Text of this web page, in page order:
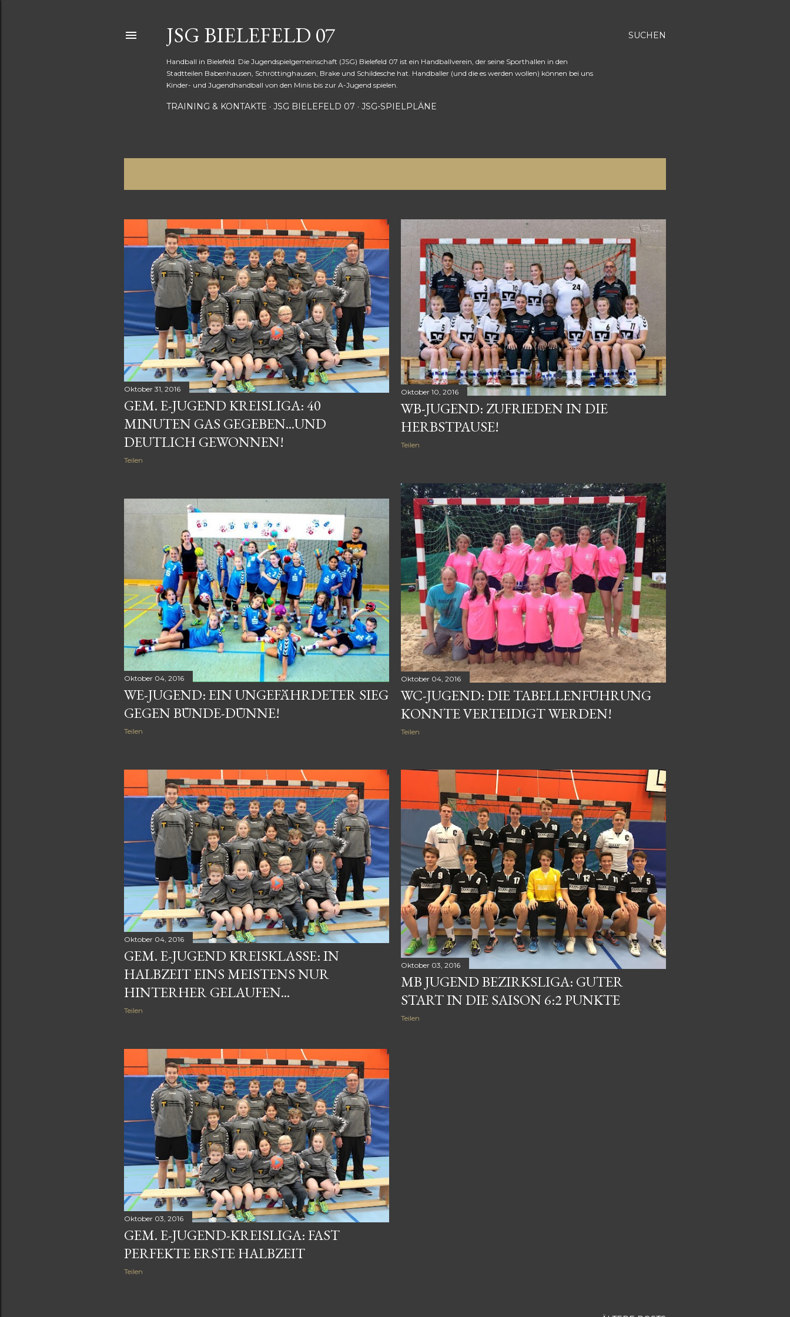
SUCHEN
JSG BIELEFELD 07
Handball in Bielefeld: Die Jugendspielgemeinschaft (JSG) Bielefeld 07 ist ein Handballverein, der seine Sporthallen in den
Stadtteilen Babenhausen, Schröttinghausen, Brake und Schildesche hat. Handballer (und die es werden wollen) können bei uns
Kinder- und Jugendhandball von den Minis bis zur A-Jugend spielen.
TRAINING & KONTAKTE JSG BIELEFELD 07 JSG-SPIELPLÄNE
P
s
t
Oktober 31, 2016
GEM. E-JUGEND KREISLIGA: 40
MINUTEN GAS GEGEBEN...UND
DEUTLICH GEWONNEN!
Teilen
Oktober 10, 2016
WB-JUGEND: ZUFRIEDEN IN DIE
HERBSTPAUSE!
Teilen
Oktober 04, 2016
WC-JUGEND: DIE TABELLENFÜHRUNG
KONNTE VERTEIDIGT WERDEN!
Teilen
Oktober 04, 2016
WE-JUGEND: EIN UNGEFÄHRDETER SIEG
GEGEN BÜNDE-DÜNNE!
Teilen
Oktober 04, 2016
GEM. E-JUGEND KREISKLASSE: IN
HALBZEIT EINS MEISTENS NUR
HINTERHER GELAUFEN...
Teilen
Oktober 03, 2016
MB JUGEND BEZIRKSLIGA: GUTER
START IN DIE SAISON 6:2 PUNKTE
Teilen
Oktober 03, 2016
GEM. E-JUGEND-KREISLIGA: FAST
PERFEKTE ERSTE HALBZEIT
Teilen